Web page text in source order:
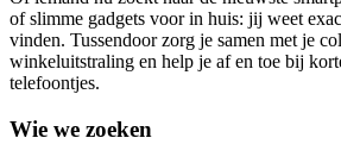
of slimme gadgets voor in huis: jij weet
vinden. Tussendoor zorg je samen met je
winkeluitstraling en help je af en toe bij
telefoontjes.
Wie we zoeken